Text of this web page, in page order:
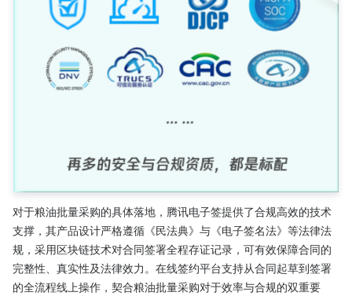
对于粮油批量采购的具体落地，腾讯电子签提供了合规高效的技术
支撑，其产品设计严格遵循《民法典》与《电子签名法》等法律法
规，采用区块链技术对合同签署全程存证记录，可有效保障合同的
完整性、真实性及法律效力。在线签约平台支持从合同起草到签署
的全流程线上操作，契合粮油批量采购对于效率与合规的双重要